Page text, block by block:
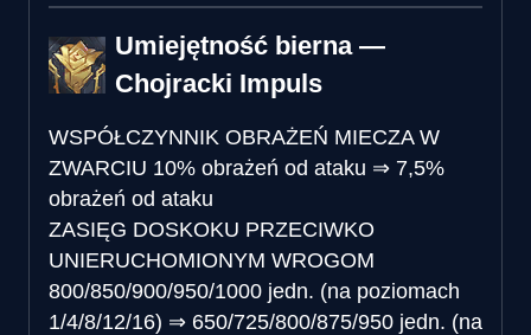
Umiejętność bierna —
Chojracki Impuls
WSPÓŁCZYNNIK OBRAŻEŃ MIECZA W
ZWARCIU 10% obrażeń od ataku ⇒ 7,5%
obrażeń od ataku
ZASIĘG DOSKOKU PRZECIWKO
UNIERUCHOMIONYM WROGOM
800/850/900/950/1000 jedn. (na poziomach
1/4/8/12/16) ⇒ 650/725/800/875/950 jedn. (na